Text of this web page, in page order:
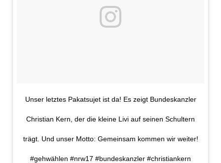
Unser letztes Pakatsujet ist da! Es zeigt Bundeskanzler
Christian Kern, der die kleine Livi auf seinen Schultern
trägt. Und unser Motto: Gemeinsam kommen wir weiter!
#gehwählen #nrw17 #bundeskanzler #christiankern